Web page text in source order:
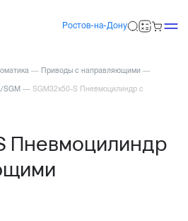
Ростов-на-Дону
— Приводы с направляющими —
SGM — SGM32x50-S Пневмоцилиндр с
Пневмоцилиндр